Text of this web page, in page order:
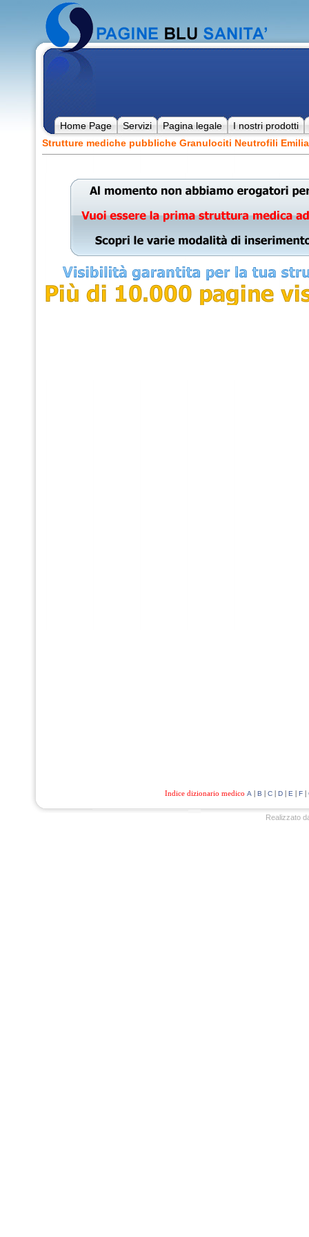
Home Page Servizi Pagina legale
I nostri prodotti
Strutture mediche pubbliche Granulociti Neutrofili
Indice dizionario medico A | B | C| D| E | F|
Realizzato